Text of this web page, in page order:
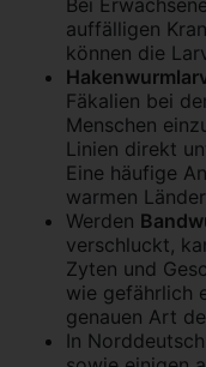
Bei
auffälligen
können die
Fäkalien bei
Menschen
Linien direkt
Eine häufige
warmen
Werden
verschluckt,
Zyten und
wie gefährlich
genauen Art
In